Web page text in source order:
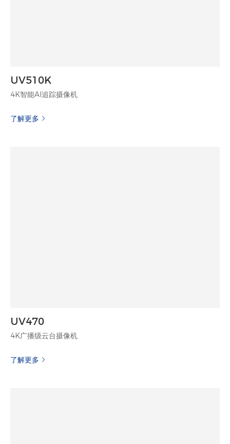
UV510K
4K智能AI追踪摄像机
了解更多
UV470
4K广播级云台摄像机
了解更多